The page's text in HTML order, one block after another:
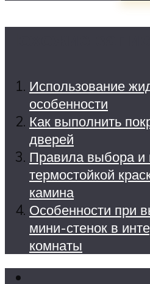
Использование
особенности
Как выполнить
дверей
Правила выбора и
термостойкой
камина
Особенности при
мини-стенок в
комнаты